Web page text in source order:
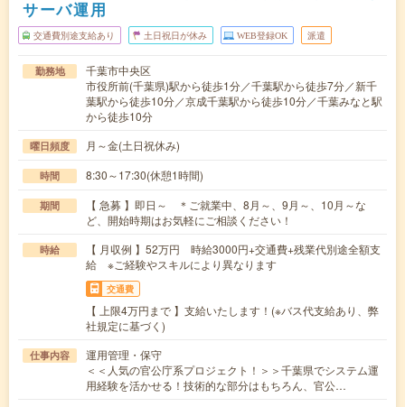
サーバ運用
交通費別途支給あり 土日祝日が休み WEB登録OK 派遣
勤務地
千葉市中央区
市役所前(千葉県)駅から徒歩1分／千葉駅から徒歩7分／新千
葉駅から徒歩10分／京成千葉駅から徒歩10分／千葉みなと駅
から徒歩10分
曜日頻度 月～金(土日祝休み)
時間 8:30～17:30(休憩1時間)
期間
【 急募 】即日～ ＊ご就業中、8月～、9月～、10月～な
ど、開始時期はお気軽にご相談ください！
時給
【 月収例 】52万円 時給3000円+交通費+残業代別途全額支
給 ※ご経験やスキルにより異なります
交通費
【 上限4万円まで 】支給いたします！(※バス代支給あり、弊
社規定に基づく)
仕事内容
運用管理・保守
＜＜人気の官公庁系プロジェクト！＞＞千葉県でシステム運
用経験を活かせる！技術的な部分はもちろん、官公…